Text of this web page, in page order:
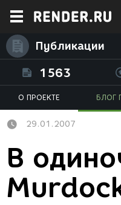
Публикации
1563
О ПРОЕКТЕ БЛОГ
29.01.2007
В